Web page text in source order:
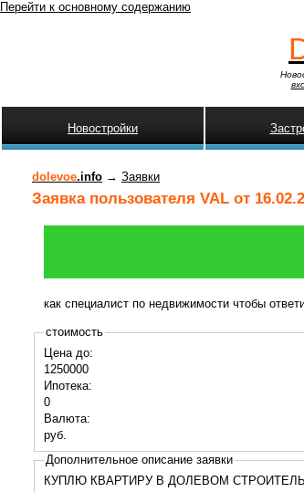
Перейти к основному содержанию
Новостройки
dolevoe.info → Заявки
Заявка пользователя VAL от
как специалист по недвижимости чтобы
стоимость
Цена до:
1250000
Ипотека:
0
Валюта:
руб.
Дополнительное описание заявки
КУПЛЮ КВАРТИРУ В ДОЛЕВОМ